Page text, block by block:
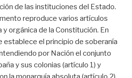
de las instituciones del Estado.
reproduce varios artículos
orgánica de la Constitución. En
establece el principio de soberanía
por Nación el conjunto
y sus colonias (artículo 1) y